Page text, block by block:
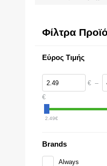
Φίλτρα
Εύρος Τιμής
€ –
€
2.49€
Brands
Always